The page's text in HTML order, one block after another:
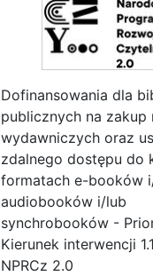
Dofinansowania dla
publicznych na zakup
wydawniczych oraz
zdalnego dostępu do
formatach e-booków
audiobooków i/lub
synchrobooków -
Kierunek interwencji
NPRCz 2.0